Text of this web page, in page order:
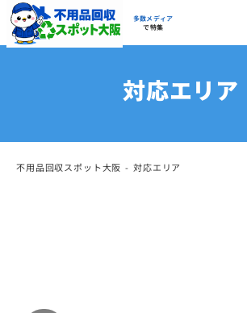
多数メディア
で特集
対応エリア
不用品回収スポット大阪 対応エリア